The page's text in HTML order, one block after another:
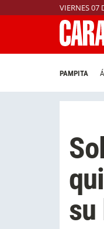
VIERNES 07
PAMPITA
su